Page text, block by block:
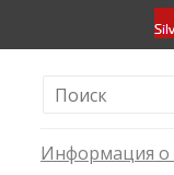
Информация о